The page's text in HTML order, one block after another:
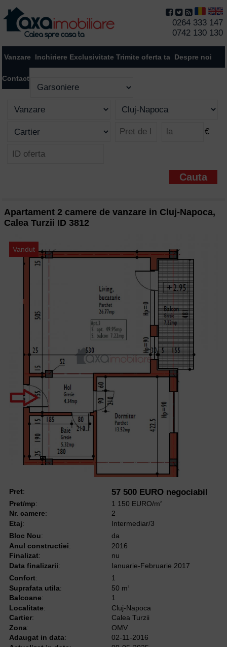
0264 333 147
0742 130 130
Vanzare Inchiriere Exclusivitate Trimite oferta ta Despre noi
Contact
€
Apartament 2 camere de vanzare in Cluj-Napoca,
Calea Turzii ID 3812
Vandut
Pret: 57 500 EURO negociabil
Pret/mp: 1 150 EURO/m2
Nr. camere:
2
Etaj:
Intermediar/3
Bloc Nou:
da
Anul constructiei:
2016
Finalizat:
nu
Data finalizarii:
Ianuarie-Februarie 2017
Confort:
1
Suprafata utila: 50 m2
Balcoane:
1
Localitate:
Cluj-Napoca
Cartier:
Calea Turzii
Zona:
OMV
Adaugat in data:
02-11-2016